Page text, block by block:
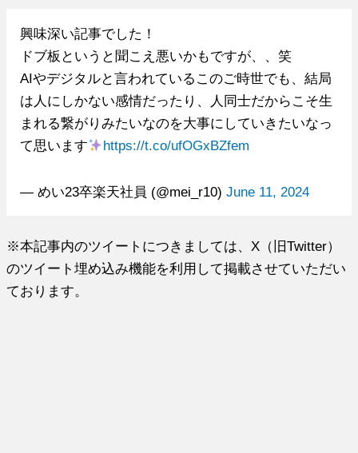
興味深い記事でした！
ドブ板というと聞こえ悪いかもですが、、笑
AIやデジタルと言われているこのご時世でも、結局
は人にしかない感情だったり、人同士だからこそ生
まれる繋がりみたいなのを大事にしていきたいなっ
て思います
https://t.co/ufOGxBZfem
— めい23卒楽天社員 (@mei_r10) June 11, 2024
※本記事内のツイートにつきましては、X（旧Twitter）
のツイート埋め込み機能を利用して掲載させていただい
ております。